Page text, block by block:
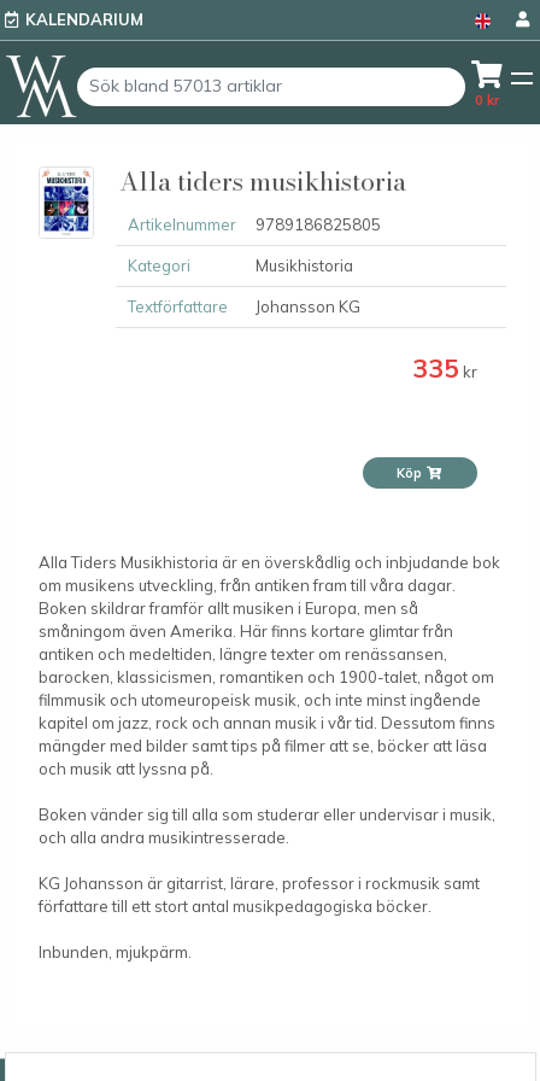
KALENDARIUM
0 kr
Alla tiders musikhistoria
Artikelnummer 9789186825805
Kategori Musikhistoria
Textförfattare Johansson KG
335 kr
Köp
Alla Tiders Musikhistoria är en överskådlig och inbjudande bok
om musikens utveckling, från antiken fram till våra dagar.
Boken skildrar framför allt musiken i Europa, men så
småningom även Amerika. Här finns kortare glimtar från
antiken och medeltiden, längre texter om renässansen,
barocken, klassicismen, romantiken och 1900-talet, något om
filmmusik och utomeuropeisk musik, och inte minst ingående
kapitel om jazz, rock och annan musik i vår tid. Dessutom finns
mängder med bilder samt tips på filmer att se, böcker att läsa
och musik att lyssna på.
Boken vänder sig till alla som studerar eller undervisar i musik,
och alla andra musikintresserade.
KG Johansson är gitarrist, lärare, professor i rockmusik samt
författare till ett stort antal musikpedagogiska böcker.
Inbunden, mjukpärm.